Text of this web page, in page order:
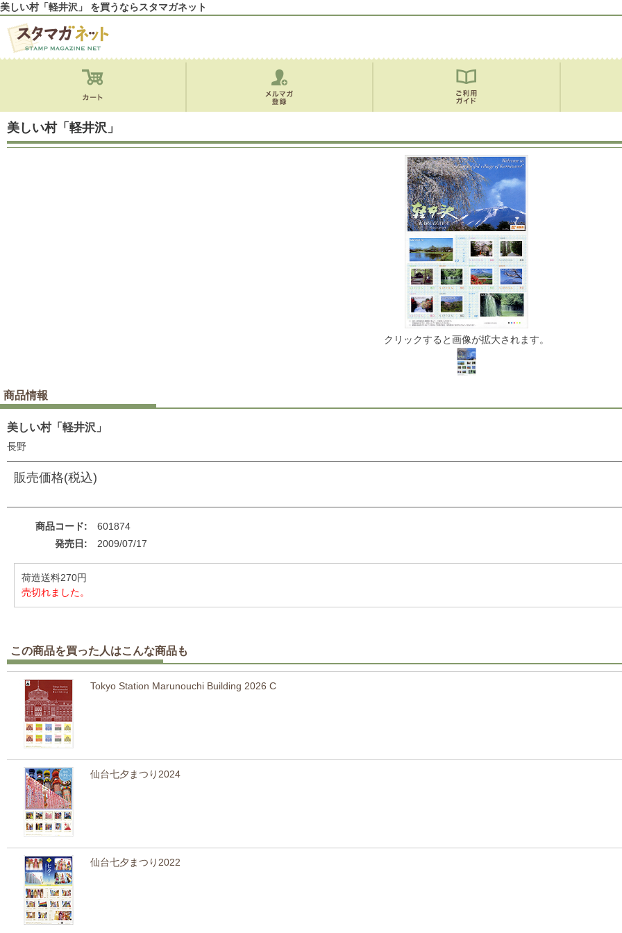
美しい村「軽井沢」 を買うならスタマガネット
美しい村「軽井沢」
クリックすると画像が拡大されます。
商品情報
美しい村「軽井沢」
長野
販売価格(税込)
商品コード
601874
発売日
2009/07/17
荷造送料270円
売切れました。
この商品を買った人はこんな商品も
Tokyo Station Marunouchi Building 2026 C
仙台七夕まつり2024
仙台七夕まつり2022